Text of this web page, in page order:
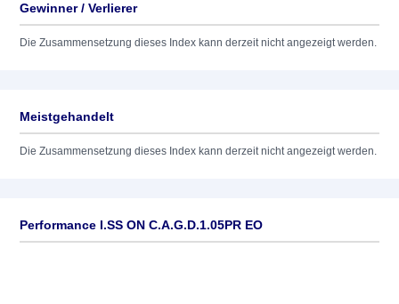
Gewinner / Verlierer
Die Zusammensetzung dieses Index kann derzeit nicht angezeigt werden.
Meistgehandelt
Die Zusammensetzung dieses Index kann derzeit nicht angezeigt werden.
Performance I.SS ON C.A.G.D.1.05PR EO